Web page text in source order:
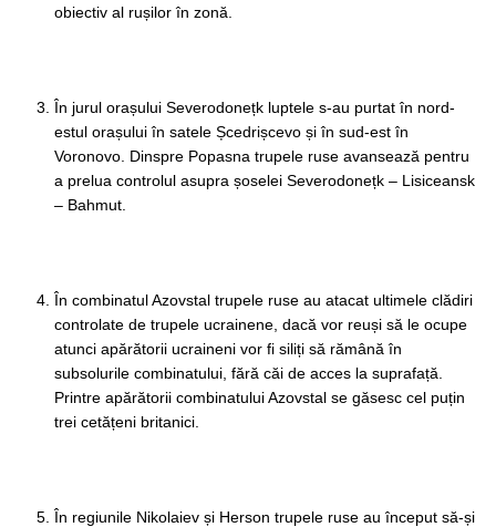
obiectiv al rușilor în zonă.
În jurul orașului Severodonețk luptele s-au purtat în nord-
estul orașului în satele Șcedrișcevo și în sud-est în
Voronovo. Dinspre Popasna trupele ruse avansează pentru
a prelua controlul asupra șoselei Severodonețk – Lisiceansk
– Bahmut.
În combinatul Azovstal trupele ruse au atacat ultimele clădiri
controlate de trupele ucrainene, dacă vor reuși să le ocupe
atunci apărătorii ucraineni vor fi siliți să rămână în
subsolurile combinatului, fără căi de acces la suprafață.
Printre apărătorii combinatului Azovstal se găsesc cel puțin
trei cetățeni britanici.
În regiunile Nikolaiev și Herson trupele ruse au început să-și